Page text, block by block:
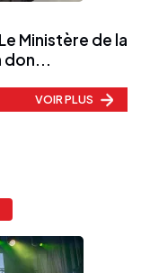
Ministère de la
don...
VOIR PLUS